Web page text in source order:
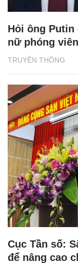
TRUYỀN THÔNG
Hỏi ông
nữ phóng
Cục Tần số:
để nâng cao